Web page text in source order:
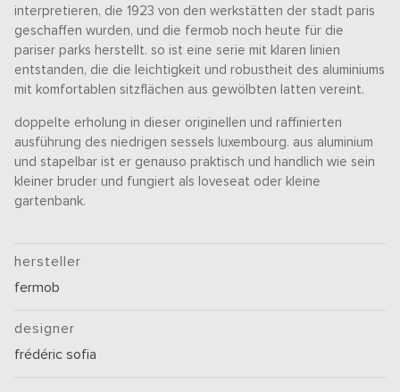
interpretieren, die 1923 von den werkstätten der stadt paris
geschaffen wurden, und die fermob noch heute für die
pariser parks herstellt. so ist eine serie mit klaren linien
entstanden, die die leichtigkeit und robustheit des aluminiums
mit komfortablen sitzflächen aus gewölbten latten vereint.
doppelte erholung in dieser originellen und raffinierten
ausführung des niedrigen sessels luxembourg. aus aluminium
und stapelbar ist er genauso praktisch und handlich wie sein
kleiner bruder und fungiert als loveseat oder kleine
gartenbank.
hersteller
fermob
designer
frédéric sofia